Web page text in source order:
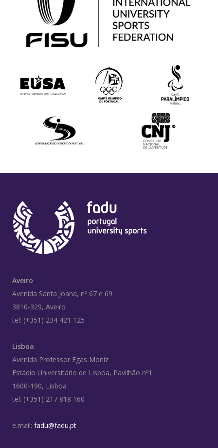
Aveiro
Avenida Santa Joana, nº 67 e 69
3810-329, Aveiro
tel: (+351) 234 421 125
Lisboa
Avenida Professor Egas Moniz
Estádio Universitário de Lisboa, Pavilhão nº1
1600-190, Lisboa
tel: (+351) 217 818 160
e.mail: fadu@fadu.pt